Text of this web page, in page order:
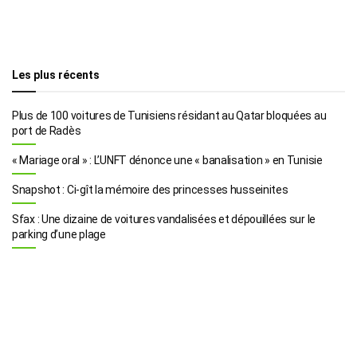
Les plus récents
Plus de 100 voitures de Tunisiens résidant au Qatar bloquées au
port de Radès
« Mariage oral » : L’UNFT dénonce une « banalisation » en Tunisie
Snapshot : Ci-gît la mémoire des princesses husseinites
Sfax : Une dizaine de voitures vandalisées et dépouillées sur le
parking d’une plage